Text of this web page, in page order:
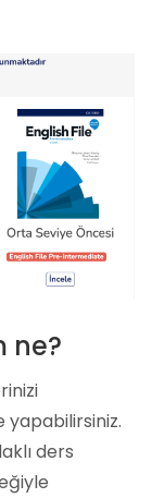
ne?
ders